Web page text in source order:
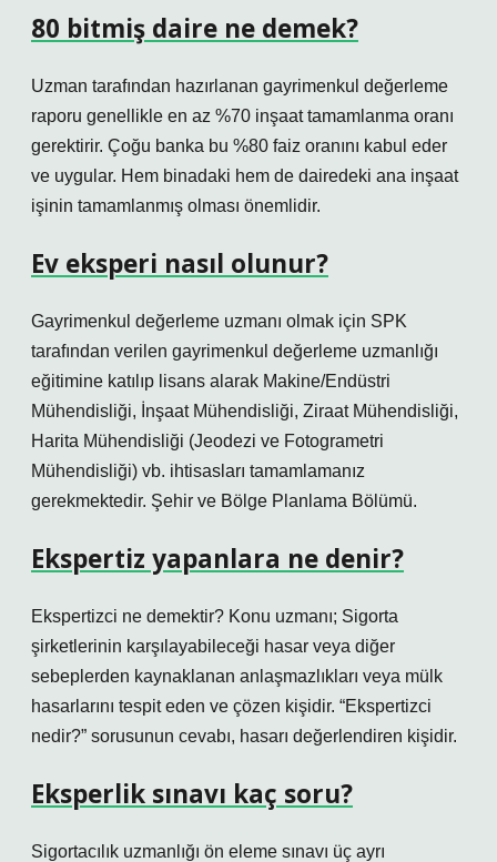
80 bitmiş daire ne demek?
Uzman tarafından hazırlanan gayrimenkul değerleme
raporu genellikle en az %70 inşaat tamamlanma oranı
gerektirir. Çoğu banka bu %80 faiz oranını kabul eder
ve uygular. Hem binadaki hem de dairedeki ana inşaat
işinin tamamlanmış olması önemlidir.
Ev eksperi nasıl olunur?
Gayrimenkul değerleme uzmanı olmak için SPK
tarafından verilen gayrimenkul değerleme uzmanlığı
eğitimine katılıp lisans alarak Makine/Endüstri
Mühendisliği, İnşaat Mühendisliği, Ziraat Mühendisliği,
Harita Mühendisliği (Jeodezi ve Fotogrametri
Mühendisliği) vb. ihtisasları tamamlamanız
gerekmektedir. Şehir ve Bölge Planlama Bölümü.
Ekspertiz yapanlara ne denir?
Ekspertizci ne demektir? Konu uzmanı; Sigorta
şirketlerinin karşılayabileceği hasar veya diğer
sebeplerden kaynaklanan anlaşmazlıkları veya mülk
hasarlarını tespit eden ve çözen kişidir. “Ekspertizci
nedir?” sorusunun cevabı, hasarı değerlendiren kişidir.
Eksperlik sınavı kaç soru?
Sigortacılık uzmanlığı ön eleme sınavı üç ayrı